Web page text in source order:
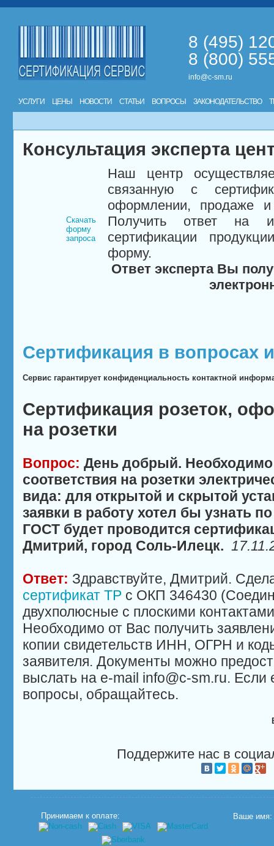
8 (495)
8 (800)
info@c-sm.ru
УСЛУГИ ЦЕНЫ НОВОСТИ СТАТЬИ ВОПРОСЫ ЗАКОНОДАТЕЛЬСТВО
Консультация эксперта
Скачать
форму
запроса
Наш центр
связанную с
оформлении, продаже и
Получить ответ на
сертификации
форму.
Ответ эксперта Вы
Сертификация в вопросах
Сервис гарантирует конфиденциальность контактной
Сертификация розеток,
на розетки
Вопрос: День добрый. Необходимо
соответствия на розетки
вида: для открытой и скрытой
заявки в работу хотел бы узнать
ГОСТ будет проводится
Дмитрий, город Соль-Илецк.
Ответ: Здравствуйте, Дмитрий.
сертификат ТР с ОКП 346430
двухполюсные с плоскими
Необходимо от Вас получить
копии свидетельств ИНН, ОГРН и
заявителя. Документы можно
выслать на e-mail info@c-sm.ru. Если
вопросы, обращайтесь.
Поддержите нас в
Принимаем к оплате: Ваше имя: